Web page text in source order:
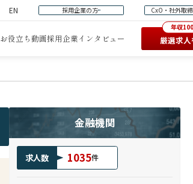
EN 採用企業の方 CxO・社外取
お役立ち動画採用企業インタビュー
年収
厳選求
金融機関
求人数 1035件